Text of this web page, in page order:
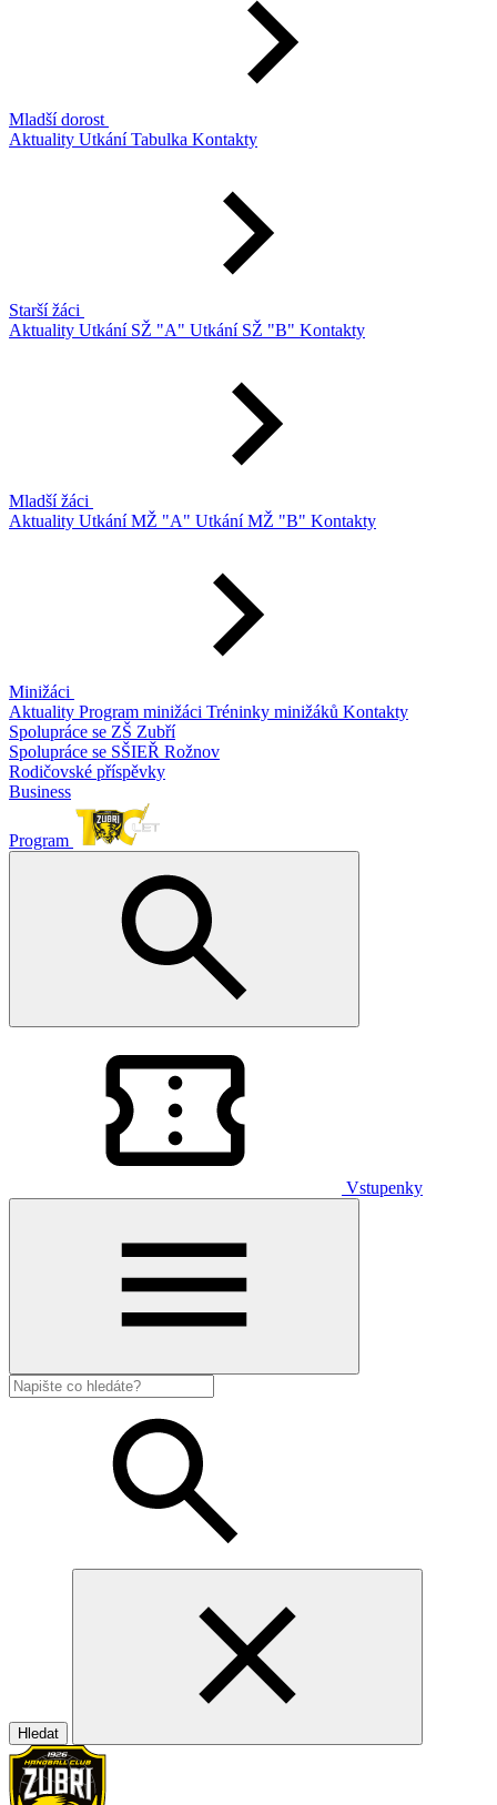
Mladší dorost
Aktuality UtkáníTabulka Kontakty
Starší žáci
Aktuality Utkání SŽ "A" Utkání SŽ "B" Kontakty
Mladší žáci
Aktuality Utkání MŽ "A" Utkání MŽ "B" Kontakty
Minižáci
Aktuality Program minižáci Tréninky minižáků Kontakty
Spolupráce se ZŠ Zubří
Spolupráce se SŠIEŘ Rožnov
Rodičovské příspěvky
Business
Program
Vstupenky
Hledat